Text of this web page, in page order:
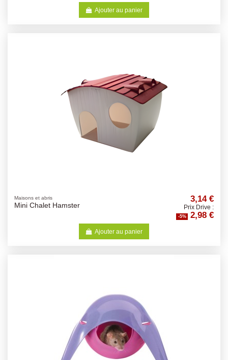
Ajouter au panier
Maisons et abris
Mini Chalet Hamster
3,14 €
Prix Drive :
-5% 2,98 €
Ajouter au panier